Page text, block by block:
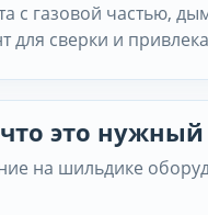
с газовой частью,
для сверки и
это
на шильдике